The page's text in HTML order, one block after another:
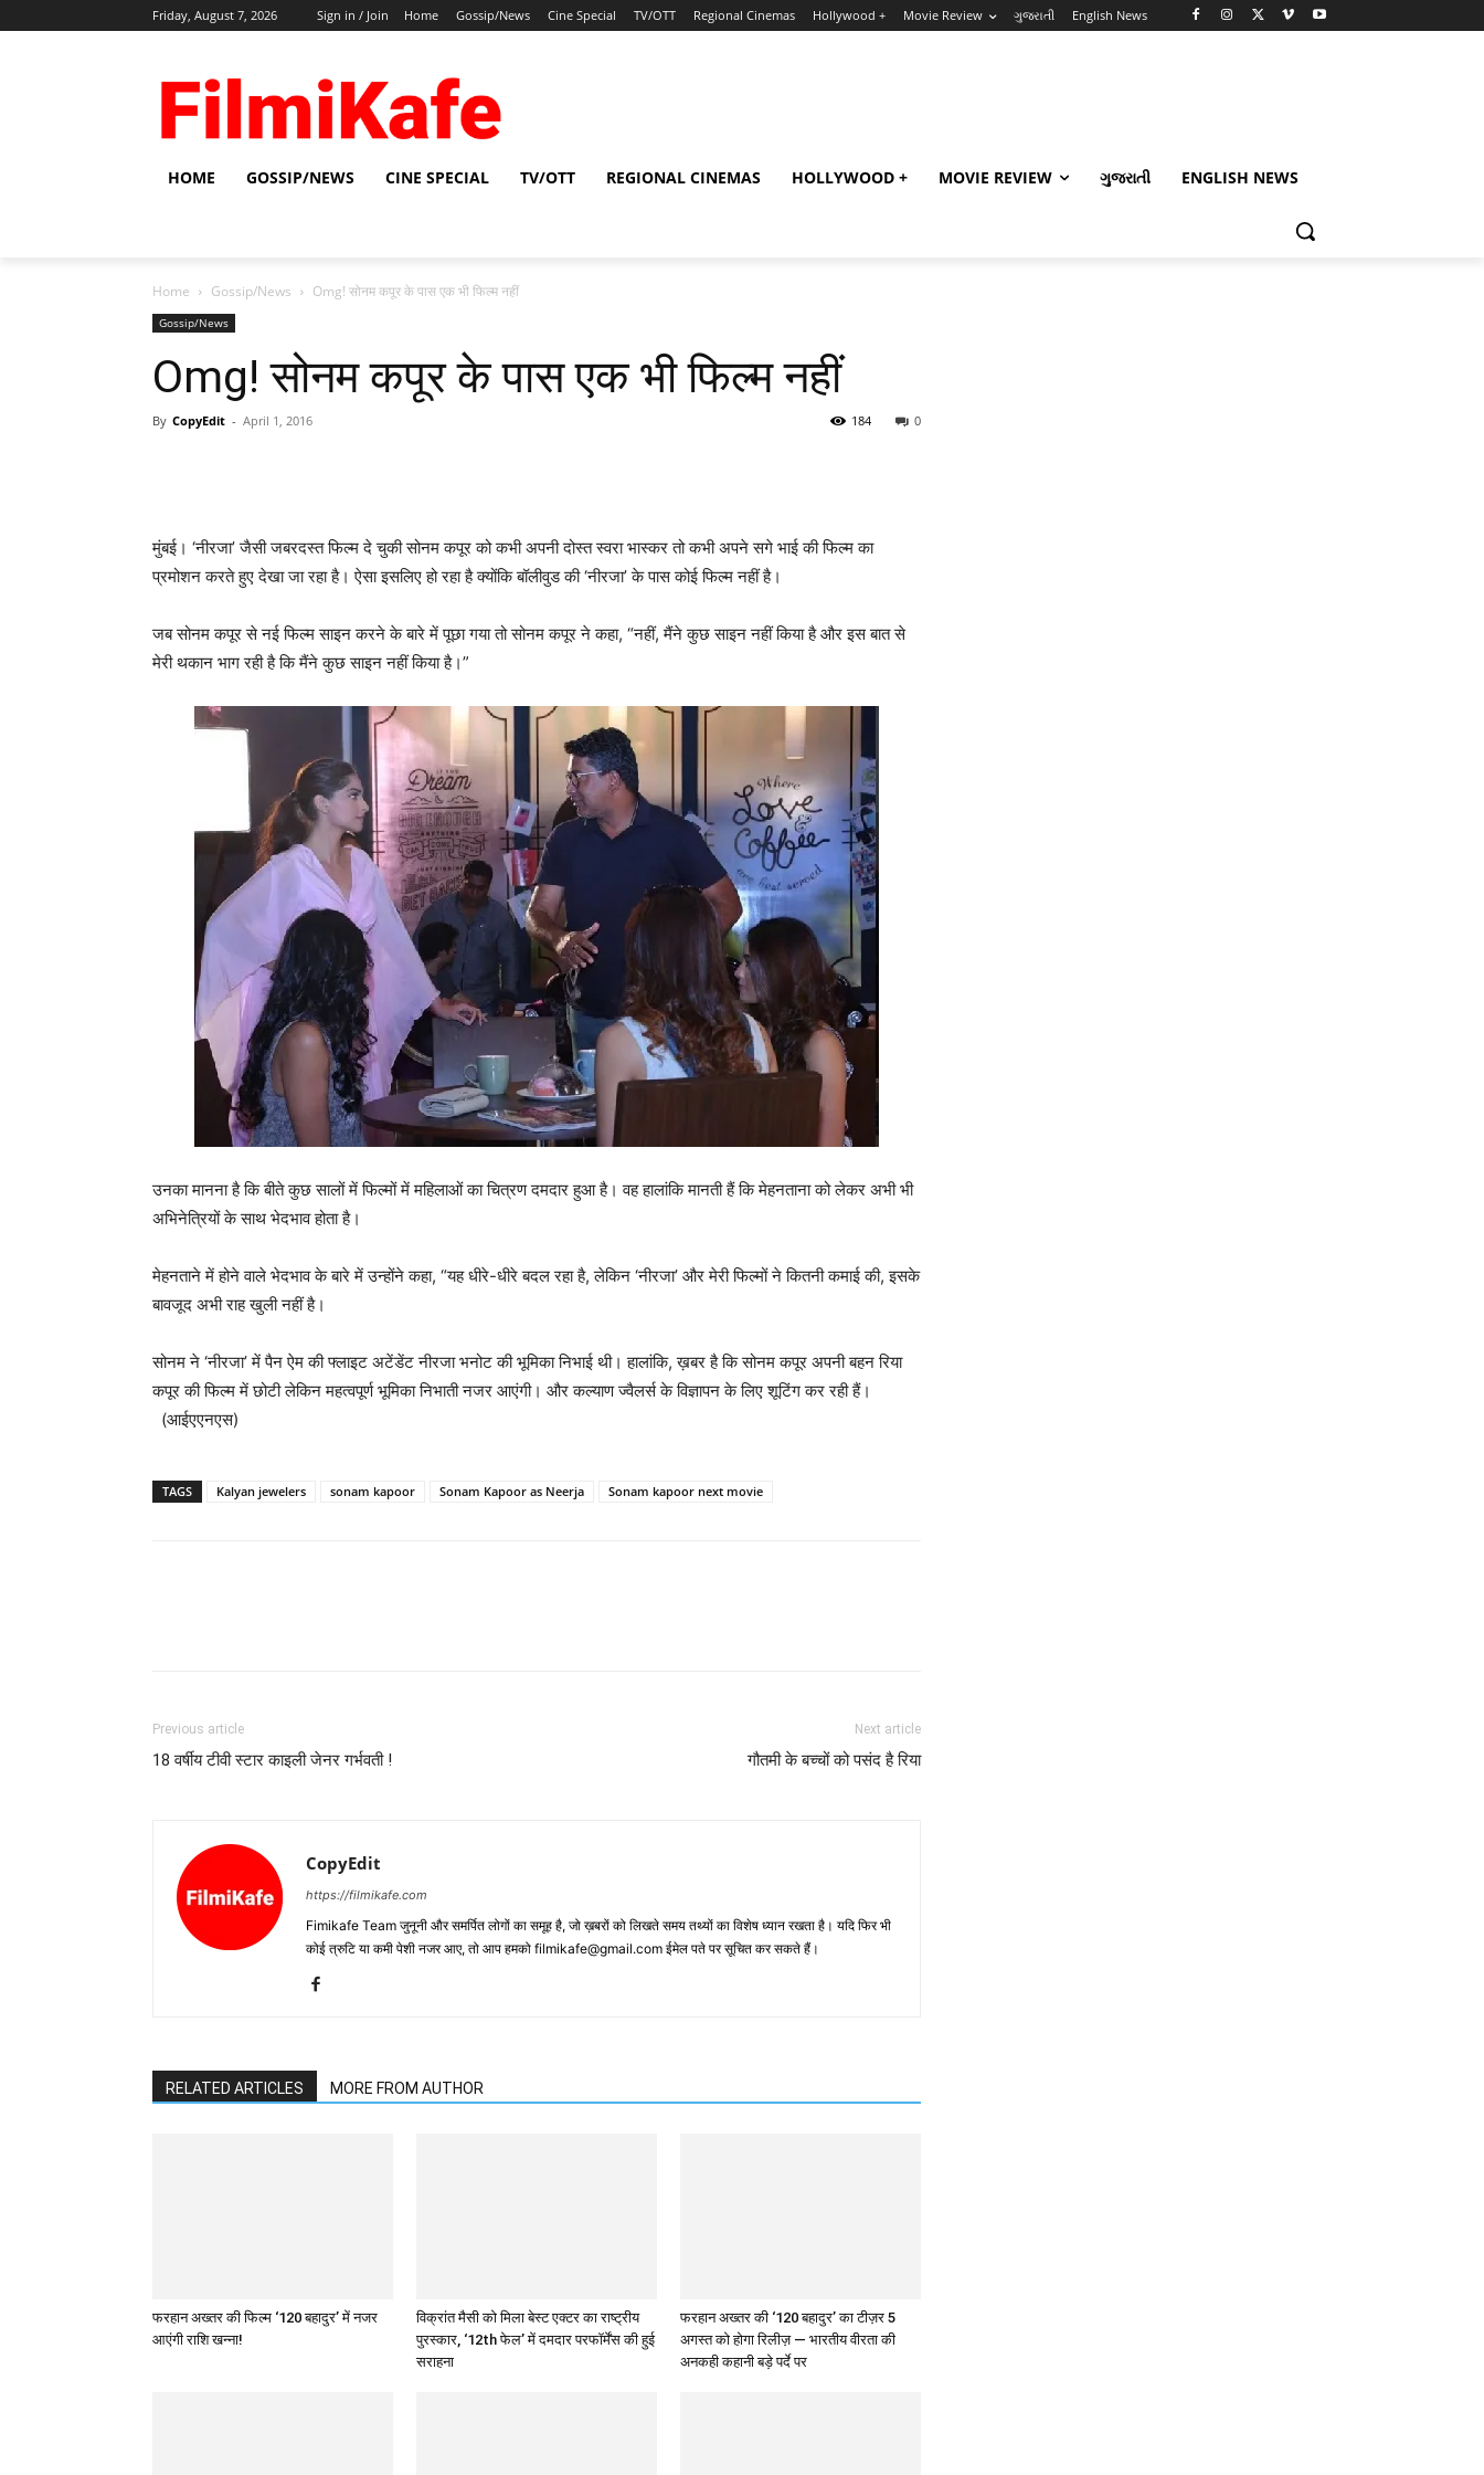
Friday, August 7, 2026 Sign in / Join Home Gossip/News Cine Special TV/OTT Regional Cinemas Hollywood + Movie Review ગુજરાતી English News
HOME GOSSIP/NEWS CINE SPECIAL TV/OTT REGIONAL CINEMAS HOLLYWOOD + MOVIE REVIEW ગુજરાતી ENGLISH NEWS
Home Gossip/News Omg! सोनम कपूर के पास एक भी फिल्‍म नहीं
Gossip/News
Omg! सोनम कपूर के पास एक भी फिल्‍म नहीं
By CopyEdit - April 1, 2016 0
184
मुंबई। ‘नीरजा’ जैसी जबरदस्‍त फिल्‍म दे चुकी सोनम कपूर को कभी अपनी दोस्‍त स्‍वरा भास्‍कर तो कभी अपने सगे भाई की फिल्‍म का
प्रमोशन करते हुए देखा जा रहा है। ऐसा इसलिए हो रहा है क्‍योंकि बॉलीवुड की ‘नीरजा’ के पास कोई फिल्‍म नहीं है।
जब सोनम कपूर से नई फिल्‍म साइन करने के बारे में पूछा गया तो सोनम कपूर ने कहा, “नहीं, मैंने कुछ साइन नहीं किया है और इस बात से
मेरी थकान भाग रही है कि मैंने कुछ साइन नहीं किया है।”
उनका मानना है कि बीते कुछ सालों में फिल्मों में महिलाओं का चित्रण दमदार हुआ है। वह हालांकि मानती हैं कि मेहनताना को लेकर अभी भी
अभिनेत्रियों के साथ भेदभाव होता है।
मेहनताने में होने वाले भेदभाव के बारे में उन्होंने कहा, “यह धीरे-धीरे बदल रहा है, लेकिन ‘नीरजा’ और मेरी फिल्मों ने कितनी कमाई की, इसके
बावजूद अभी राह खुली नहीं है।
सोनम ने ‘नीरजा’ में पैन ऐम की फ्लाइट अटेंडेंट नीरजा भनोट की भूमिका निभाई थी। हालांकि, ख़बर है कि सोनम कपूर अपनी बहन रिया
कपूर की फिल्‍म में छोटी लेकिन महत्‍वपूर्ण भूमिका निभाती नजर आएंगी। और कल्‍याण ज्‍वैलर्स के विज्ञापन के लिए शूटिंग कर रही हैं।
(आईएएनएस)
TAGS Kalyan jewelers sonam kapoor Sonam Kapoor as Neerja Sonam kapoor next movie
Previous article
18 वर्षीय टीवी स्टार काइली जेनर गर्भवती !
Next article
गौतमी के बच्चों को पसंद है रिया
CopyEdit
https://filmikafe.com
Fimikafe Team जुनूनी और समर्पित लोगों का समूह है, जो ख़बरों को लिखते समय तथ्‍यों का विशेष ध्‍यान रखता है। यदि फिर भी
कोई त्रुटि या कमी पेशी नजर आए, तो आप हमको filmikafe@gmail.com ईमेल पते पर सूचित कर सकते हैं।
RELATED ARTICLES MORE FROM AUTHOR
फरहान अख्तर की फिल्म ‘120 बहादुर’ में नजर
आएंगी राशि खन्ना!
विक्रांत मैसी को मिला बेस्ट एक्टर का राष्ट्रीय
पुरस्कार, ‘12th फेल’ में दमदार परफॉर्मेंस की हुई
सराहना
फरहान अख्तर की ‘120 बहादुर’ का टीज़र 5
अगस्त को होगा रिलीज़ — भारतीय वीरता की
अनकही कहानी बड़े पर्दे पर